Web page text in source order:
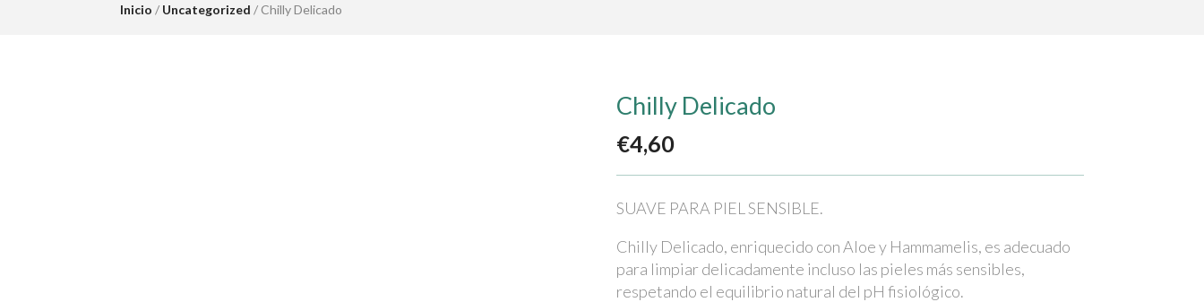
Inicio / Uncategorized / Chilly Delicado
Chilly Delicado
€4,60
SUAVE PARA PIEL SENSIBLE.
Chilly Delicado, enriquecido con Aloe y Hammamelis, es adecuado
para limpiar delicadamente incluso las pieles más sensibles,
respetando el equilibrio natural del pH fisiológico.